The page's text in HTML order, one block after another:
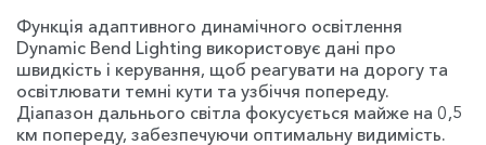
Функція адаптивного динамічного освітлення
Dynamic Bend Lighting використовує дані про
швидкість і керування, щоб реагувати на дорогу та
освітлювати темні кути та узбіччя попереду.
Діапазон дальнього світла фокусується майже на 0,5
км попереду, забезпечуючи оптимальну видимість.